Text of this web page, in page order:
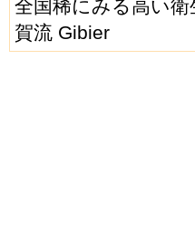
全国稀にみる高い
賀流 Gibier